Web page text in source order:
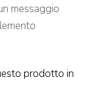
messaggio
prodotto in